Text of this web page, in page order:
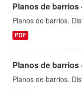
Planos de barrios
Planos de barrios.
PDF
Planos de barrios
Planos de barrios.